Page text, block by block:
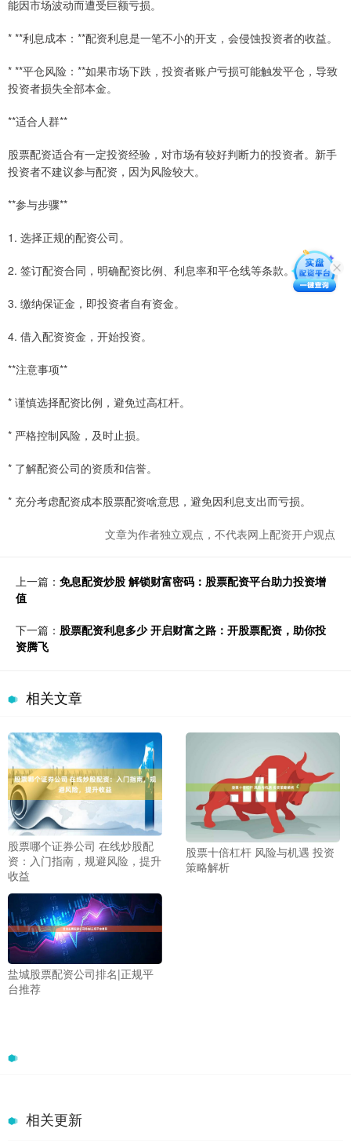
能因市场波动而遭受巨额亏损。
* **利息成本：**配资利息是一笔不小的开支，会侵蚀投资者的收益。
* **平仓风险：**如果市场下跌，投资者账户亏损可能触发平仓，导致
投资者损失全部本金。
**适合人群**
股票配资适合有一定投资经验，对市场有较好判断力的投资者。新手
投资者不建议参与配资，因为风险较大。
**参与步骤**
1. 选择正规的配资公司。
2. 签订配资合同，明确配资比例、利息率和平仓线等条款。
3. 缴纳保证金，即投资者自有资金。
4. 借入配资资金，开始投资。
**注意事项**
* 谨慎选择配资比例，避免过高杠杆。
* 严格控制风险，及时止损。
* 了解配资公司的资质和信誉。
* 充分考虑配资成本股票配资啥意思，避免因利息支出而亏损。
文章为作者独立观点，不代表网上配资开户观点
上一篇： 免息配资炒股 解锁财富密码：股票配资平台助力投资增
值
下一篇： 股票配资利息多少 开启财富之路：开股票配资，助你投
资腾飞
相关文章
股票哪个证券公司 在线炒股配
资：入门指南，规避风险，提升
收益
股票十倍杠杆 风险与机遇 投资
策略解析
盐城股票配资公司排名|正规平
台推荐
相关更新